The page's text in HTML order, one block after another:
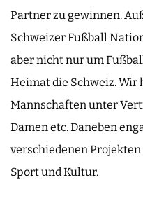
Partner zu gewinnen.
Schweizer Fußball
aber nicht nur um
Heimat die Schweiz. Wir
Mannschaften unter
Damen etc. Daneben
verschiedenen
Sport und Kultur.